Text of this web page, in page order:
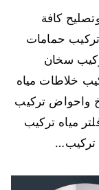
كافة
حمامات
سخان
خلاطات مياه
واحواض تركيب
مياه تركيب
تركيب…